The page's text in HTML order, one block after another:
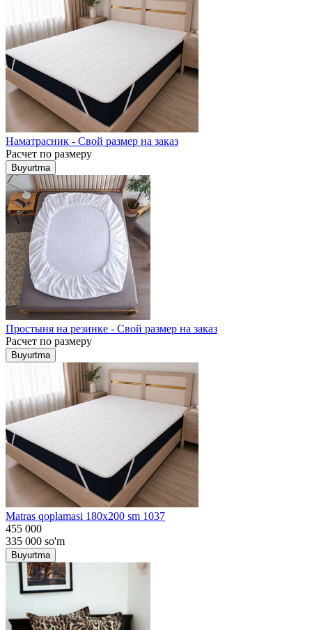
Наматрасник - Свой размер на заказ
Расчет по размеру
Buyurtma
Простыня на резинке - Свой размер на заказ
Расчет по размеру
Buyurtma
Matras qoplamasi 180x200 sm 1037
455 000
335 000 so'm
Buyurtma